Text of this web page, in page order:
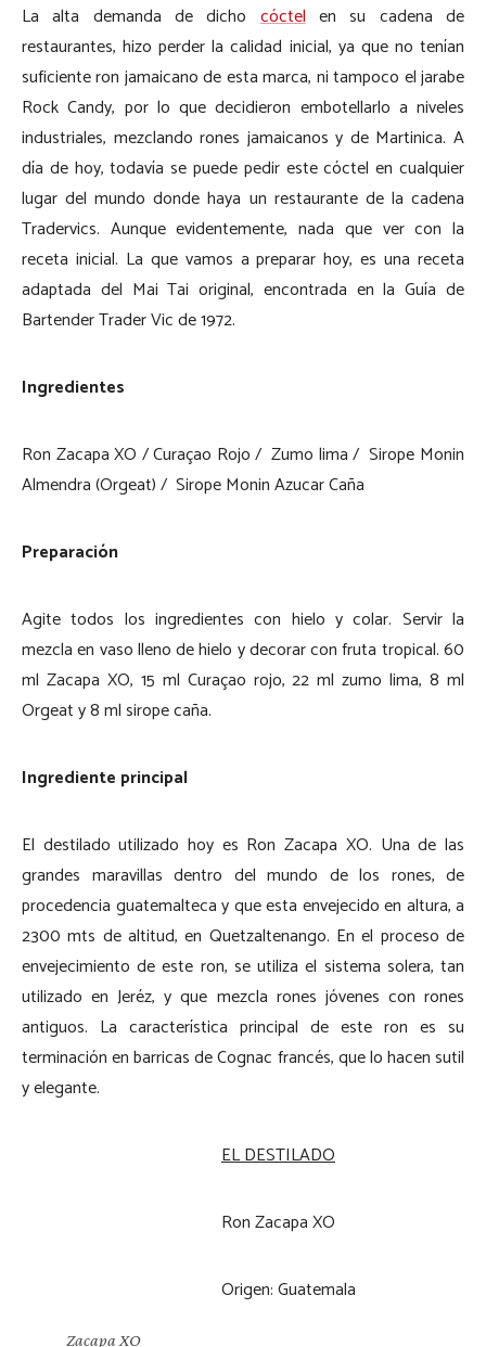
La alta demanda de dichocóctelen su cadena de
restaurantes, hizo perder la calidad inicial, ya que no tenían
suficiente ron jamaicano de esta marca, ni tampoco el jarabe
Rock Candy, por lo que decidieron embotellarlo a niveles
industriales, mezclando rones jamaicanos y de Martinica. A
día de hoy, todavía se puede pedir este cóctel en cualquier
lugar del mundo donde haya un restaurante de la cadena
Tradervics. Aunque evidentemente, nada que ver con la
receta inicial. La que vamos a preparar hoy, es una receta
adaptada del Mai Tai original, encontrada en la Guía de
Bartender Trader Vic de 1972.
Ingredientes
Ron Zacapa XO / Curaçao Rojo / Zumo lima / Sirope Monin
Almendra (Orgeat) / Sirope Monin Azucar Caña
Preparación
Agite todos los ingredientes con hielo y colar. Servir la
mezcla en vaso lleno de hielo y decorar con fruta tropical. 60
ml Zacapa XO, 15 ml Curaçao rojo, 22 ml zumo lima, 8 ml
Orgeat y 8 ml sirope caña.
Ingrediente principal
El destilado utilizado hoy es Ron Zacapa XO. Una de las
grandes maravillas dentro del mundo de los rones, de
procedencia guatemalteca y que esta envejecido en altura, a
2300 mts de altitud, en Quetzaltenango. En el proceso de
envejecimiento de este ron, se utiliza el sistema solera, tan
utilizado en Jeréz, y que mezcla rones jóvenes con rones
antiguos. La característica principal de este ron es su
terminación en barricas de Cognac francés, que lo hacen sutil
y elegante.
Zacapa XO
EL DESTILADO
Ron Zacapa XO
Origen: Guatemala